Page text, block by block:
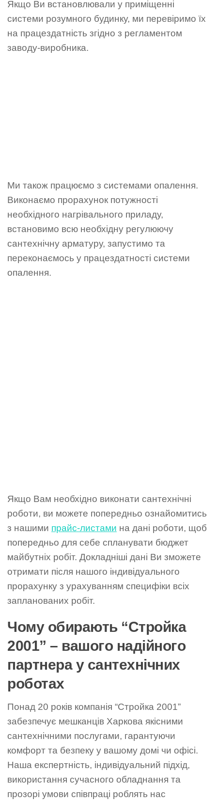
Якщо Ви встановлювали у приміщенні
системи розумного будинку, ми перевіримо їх
на працездатність згідно з регламентом
заводу-виробника.
Ми також працюємо з системами опалення.
Виконаємо прорахунок потужності
необхідного нагрівального приладу,
встановимо всю необхідну регулюючу
сантехнічну арматуру, запустимо та
переконаємось у працездатності системи
опалення.
Якщо Вам необхідно виконати сантехнічні
роботи, ви можете попередньо ознайомитись
з нашими прайс-листами на дані роботи, щоб
попередньо для себе спланувати бюджет
майбутніх робіт. Докладніші дані Ви зможете
отримати після нашого індивідуального
прорахунку з урахуванням специфіки всіх
запланованих робіт.
Чому обирають “Стройка
2001” – вашого надійного
партнера у сантехнічних
роботах
Понад 20 років компанія “Стройка 2001”
забезпечує мешканців Харкова якісними
сантехнічними послугами, гарантуючи
комфорт та безпеку у вашому домі чи офісі.
Наша експертність, індивідуальний підхід,
використання сучасного обладнання та
прозорі умови співпраці роблять нас